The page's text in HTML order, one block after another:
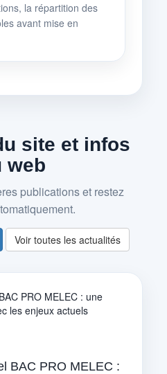
la répartition des
avant mise en
site et infos
web
publications et restez
Voir toutes les actualités
BAC PRO MELEC :